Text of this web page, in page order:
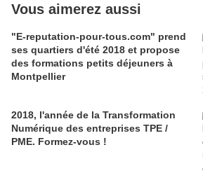
Vous aimerez aussi
"E-reputation-pour-tous.com" prend
ses quartiers d'été 2018 et propose
des formations petits déjeuners à
Montpellier
2018, l'année de la Transformation
Numérique des entreprises TPE /
PME. Formez-vous !